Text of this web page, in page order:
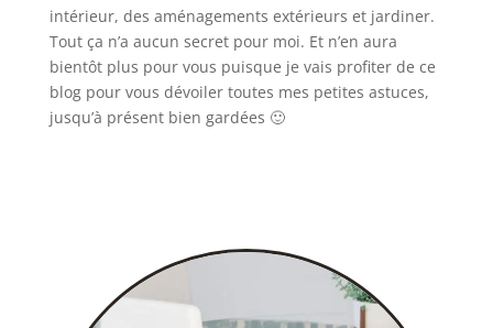
intérieur, des aménagements extérieurs et jardiner.
Tout ça n’a aucun secret pour moi. Et n’en aura
bientôt plus pour vous puisque je vais profiter de ce
blog pour vous dévoiler toutes mes petites astuces,
jusqu’à présent bien gardées 🙂